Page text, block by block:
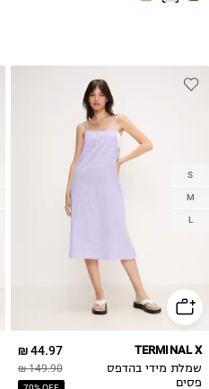
S
M
L
44.97 ₪
149.90 ₪
TERMINAL X
שמלת מידי בהדפס
פסים